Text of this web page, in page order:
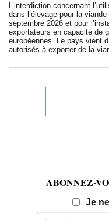
L’interdiction concernant
dans l’élevage pour la
septembre 2026 et pour
exportateurs en capacité de
européennes. Le pays vient
autorisés à exporter de la
ABONNEZ-
Je